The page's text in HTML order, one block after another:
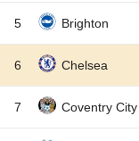
5 Brighton
6 Chelsea
7 Coventry City